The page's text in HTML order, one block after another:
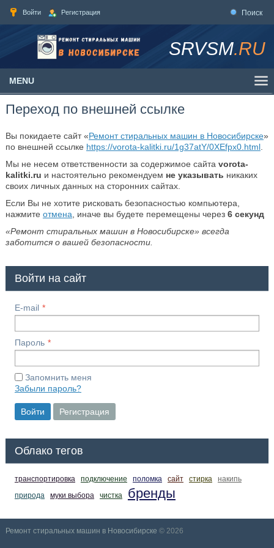
Войти Регистрация Поиск
SRVSM.RU
MENU
Переход по внешней ссылке
Вы покидаете сайт «Ремонт стиральных машин в Новосибирске»
по внешней ссылке https://vorota-kalitki.ru/1g37atY/0XEfpx0.html.
Мы не несем ответственности за содержимое сайта vorota-
kalitki.ru и настоятельно рекомендуем не указывать никаких
своих личных данных на сторонних сайтах.
Если Вы не хотите рисковать безопасностью компьютера,
нажмите отмена , иначе вы будете перемещены через 6секунд
«Ремонт стиральных машин в Новосибирске» всегда
заботится о вашей безопасности.
Войти на сайт
E-mail
Пароль
Запомнить меня
Забыли пароль?
Войти Регистрация
Облако тегов
транспортировка подключение поломка сайт стирка
накипь
природа
муки выбора чистка бренды
Ремонт стиральных машин в Новосибирске © 2026